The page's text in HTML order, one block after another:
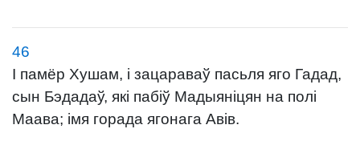
46
І памёр Хушам, і зацараваў пасьля яго Гадад,
сын Бэдадаў, які пабіў Мадыяніцян на полі
Маава; імя горада ягонага Авів.